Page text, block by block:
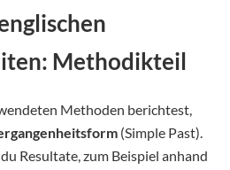
Methodikteil
Methoden berichtest,
(Simple Past).
Resultate, zum Beispiel anhand